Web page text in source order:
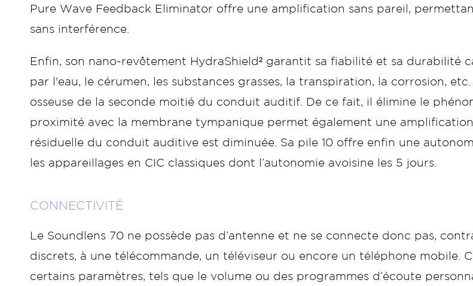
Pure Wave Feedback Eliminator offre une amplification sans pareil,
sans interférence.
Enfin, son nano-revêtement HydraShield² garantit sa fiabilité et sa durabilité
par l'eau, le cérumen, les substances grasses, la transpiration, la corrosion,
osseuse de la seconde moitié du conduit auditif. De ce fait, il élimine le
proximité avec la membrane tympanique permet également une
résiduelle du conduit auditive est diminuée. Sa pile 10 offre enfin une
les appareillages en CIC classiques dont l’autonomie avoisine les 5 jours.
CONNECTIVITÉ
Le Soundlens 70 ne possède pas d’antenne et ne se connecte donc pas,
discrets, à une télécommande, un téléviseur ou encore un téléphone mobile.
certains paramètres, tels que le volume ou des programmes d’écoute